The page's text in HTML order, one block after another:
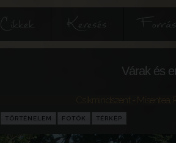
Cikkek Keresés
Várak és
Csíkmindszent - Misentea
TÖRTÉNELEM FOTÓK TÉRKÉP